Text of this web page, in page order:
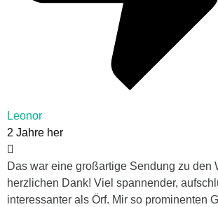
Leonor
2 Jahre her
Das war eine großartige Sendung zu den
herzlichen Dank! Viel spannender,
interessanter als Örf. Mir so prominenten